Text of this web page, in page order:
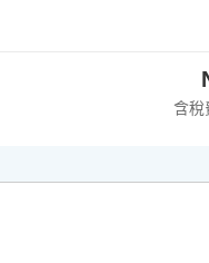
含稅